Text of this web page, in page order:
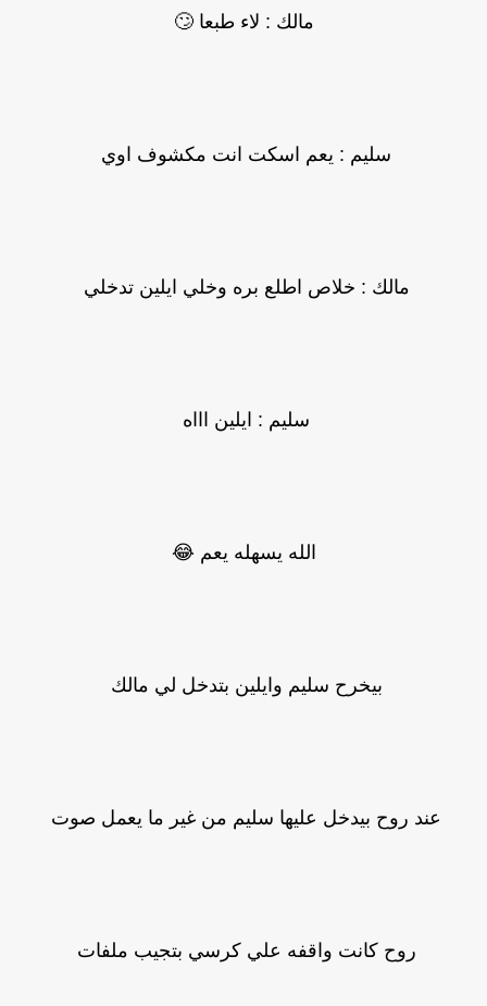
مالك : لاء طبعا 🙄
سليم : يعم اسكت انت مكشوف اوي
مالك : خلاص اطلع بره وخلي ايلين تدخلي
سليم : ايلين اااه
الله يسهله يعم 😂
بيخرح سليم وايلين بتدخل لي مالك
عند روح بيدخل عليها سليم من غير ما يعمل صوت
روح كانت واقفه علي كرسي بتجيب ملفات